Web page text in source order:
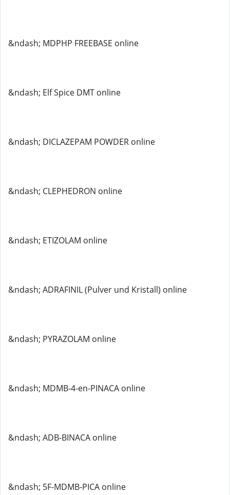
&ndash; MDPHP FREEBASE online
&ndash; Elf Spice DMT online
&ndash; DICLAZEPAM POWDER online
&ndash; CLEPHEDRON online
&ndash; ETIZOLAM online
&ndash; ADRAFINIL (Pulver und Kristall) online
&ndash; PYRAZOLAM online
&ndash; MDMB-4-en-PINACA online
&ndash; ADB-BINACA online
&ndash; 5F-MDMB-PICA online